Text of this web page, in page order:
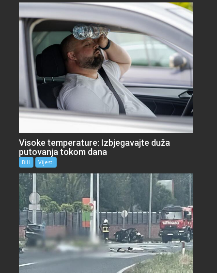
Visoke temperature: Izbjegavajte duža
putovanja tokom dana
BiH Vijesti